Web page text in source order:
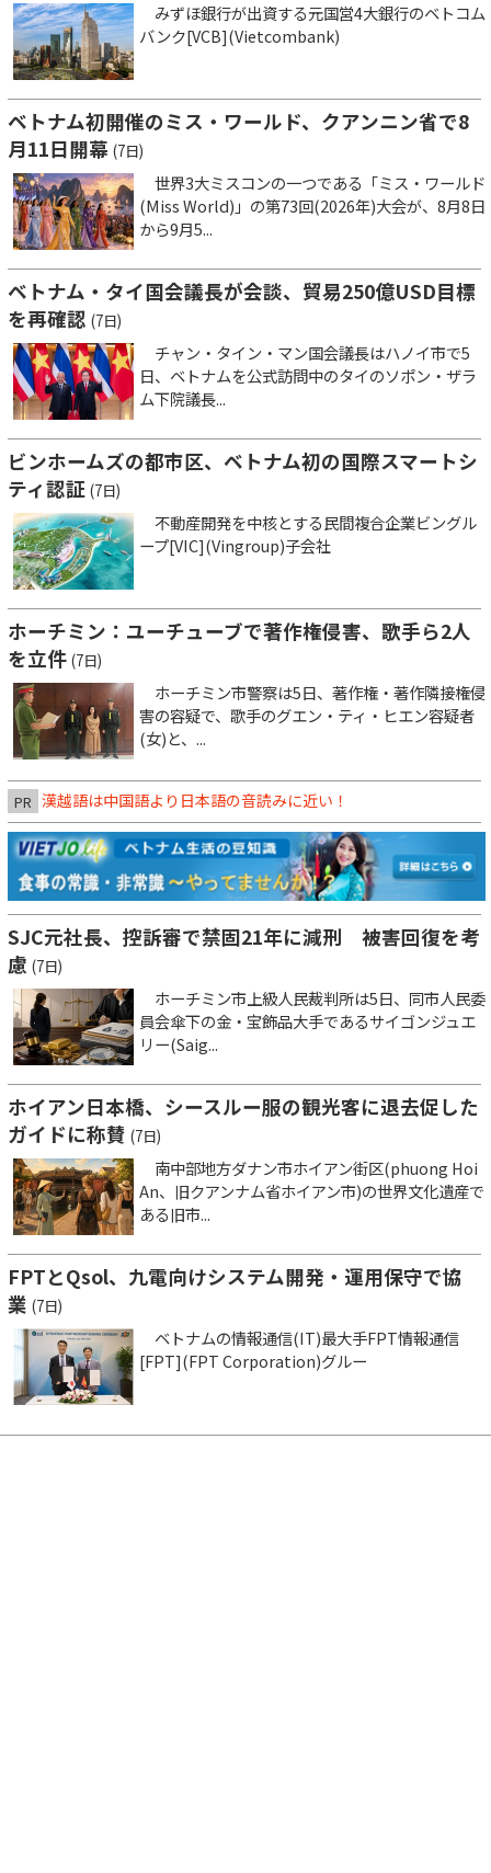
みずほ銀行が出資する元国営4大銀行のベトコム
バンク[VCB](Vietcombank)
ベトナム初開催のミス・ワールド、クアンニン省で8
月11日開幕 (7日)
世界3大ミスコンの一つである「ミス・ワールド
(Miss World)」の第73回(2026年)大会が、8月8日
から9月5...
ベトナム・タイ国会議長が会談、貿易250億USD目標
を再確認 (7日)
チャン・タイン・マン国会議長はハノイ市で5
日、ベトナムを公式訪問中のタイのソポン・ザラ
ム下院議長...
ビンホームズの都市区、ベトナム初の国際スマートシ
ティ認証 (7日)
不動産開発を中核とする民間複合企業ビングル
ープ[VIC](Vingroup)子会社
ホーチミン：ユーチューブで著作権侵害、歌手ら2人
を立件 (7日)
ホーチミン市警察は5日、著作権・著作隣接権侵
害の容疑で、歌手のグエン・ティ・ヒエン容疑者
(女)と、...
PR 漢越語は中国語より日本語の音読みに近い！
SJC元社長、控訴審で禁固21年に減刑 被害回復を考
慮 (7日)
ホーチミン市上級人民裁判所は5日、同市人民委
員会傘下の金・宝飾品大手であるサイゴンジュエ
リー(Saig...
ホイアン日本橋、シースルー服の観光客に退去促した
ガイドに称賛 (7日)
南中部地方ダナン市ホイアン街区(phuong Hoi
An、旧クアンナム省ホイアン市)の世界文化遺産で
ある旧市...
FPTとQsol、九電向けシステム開発・運用保守で協
業 (7日)
ベトナムの情報通信(IT)最大手FPT情報通信
[FPT](FPT Corporation)グルー